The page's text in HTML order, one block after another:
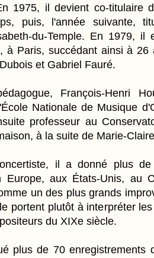
1975, il devient co-titulaire
puis, l'année suivante,
du-Temple. En 1979,
à Paris, succédant ainsi à
et Gabriel Fauré.
François-Henri
Nationale de Musique
professeur au
à la suite de Marie-
il a donné plus
Europe, aux États-Unis, au
un des plus grands
portent plutôt à interpréter
du XIXe siècle.
plus de 70 enregistrements